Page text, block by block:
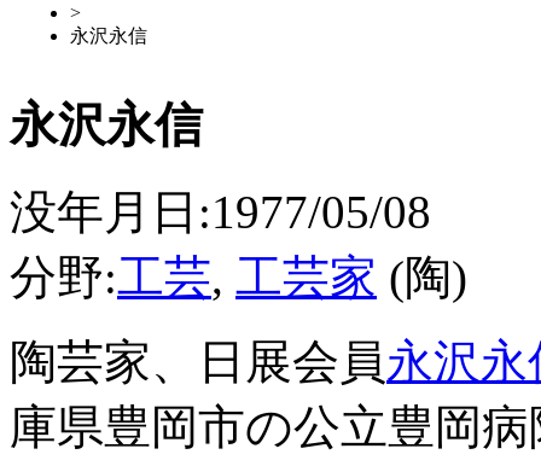
>
永沢永信
永沢永信
没年月日:1977/05/08
分野:工芸, 工芸家 (陶)
陶芸家、日展会員永沢永
庫県豊岡市の公立豊岡